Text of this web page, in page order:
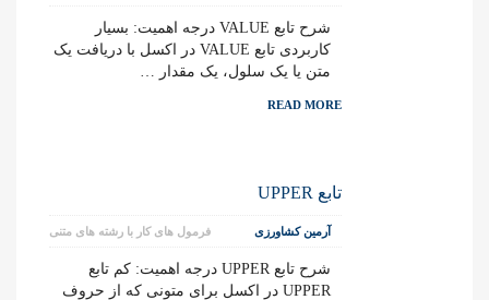
شرح تابع VALUE درجه اهمیت: بسیار
کاربردی تابع VALUE در اکسل با دریافت یک
متن یا یک سلول، یک مقدار …
READ MORE
تابع UPPER
فرمول های کار با رشته های متنی آرمین کشاورزی
شرح تابع UPPER درجه اهمیت: کم تابع
UPPER در اکسل برای متونی که از حروف